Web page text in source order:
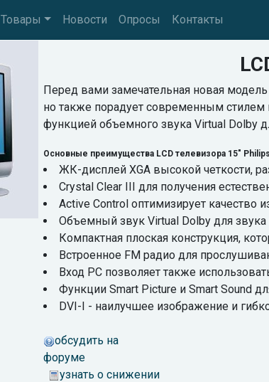
Товары Новости Опросы Контакты
Перед вами замечательная новая
но также порадует современным стилем
функцией объемного звука Virtual Dolby
Основные преимущества LCD телевизора 15"
ЖК-дисплей XGA высокой четкости,
Crystal Clear III для получения
Active Control оптимизирует качество
Объемный звук Virtual Dolby для
Компактная плоская конструкция,
Встроенное FM радио для
Вход PC позволяет также
Функции Smart Picture и Smart Sound
DVI-I - наилучшее изображение и
обсудить на
форуме
узнать о снижении